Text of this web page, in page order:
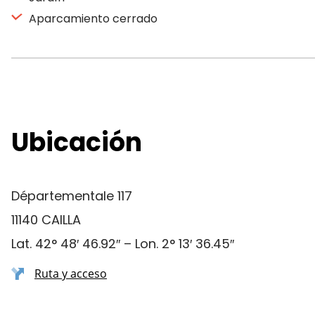
Aparcamiento cerrado
Ubicación
Départementale 117
11140 CAILLA
Lat. 42° 48′ 46.92″ – Lon. 2° 13′ 36.45″
Ruta y acceso